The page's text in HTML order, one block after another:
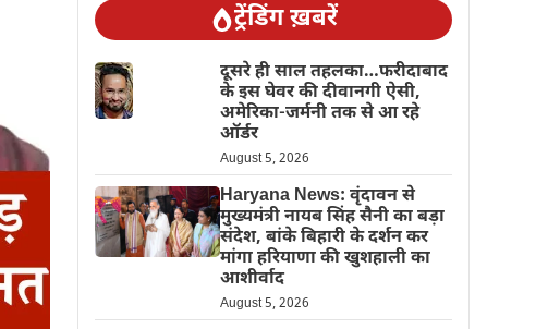
ट्रेंडिंग ख़बरें
दूसरे ही साल तहलका…फरीदाबाद
के इस घेवर की दीवानगी ऐसी,
अमेरिका-जर्मनी तक से आ रहे
ऑर्डर
August 5, 2026
Haryana News: वृंदावन से
मुख्यमंत्री नायब सिंह सैनी का बड़ा
संदेश, बांके बिहारी के दर्शन कर
मांगा हरियाणा की खुशहाली का
आशीर्वाद
August 5, 2026